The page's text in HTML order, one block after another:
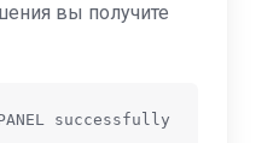
вы получите
successfully